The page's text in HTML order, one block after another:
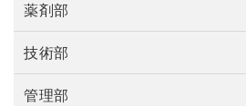
薬剤部
技術部
管理部